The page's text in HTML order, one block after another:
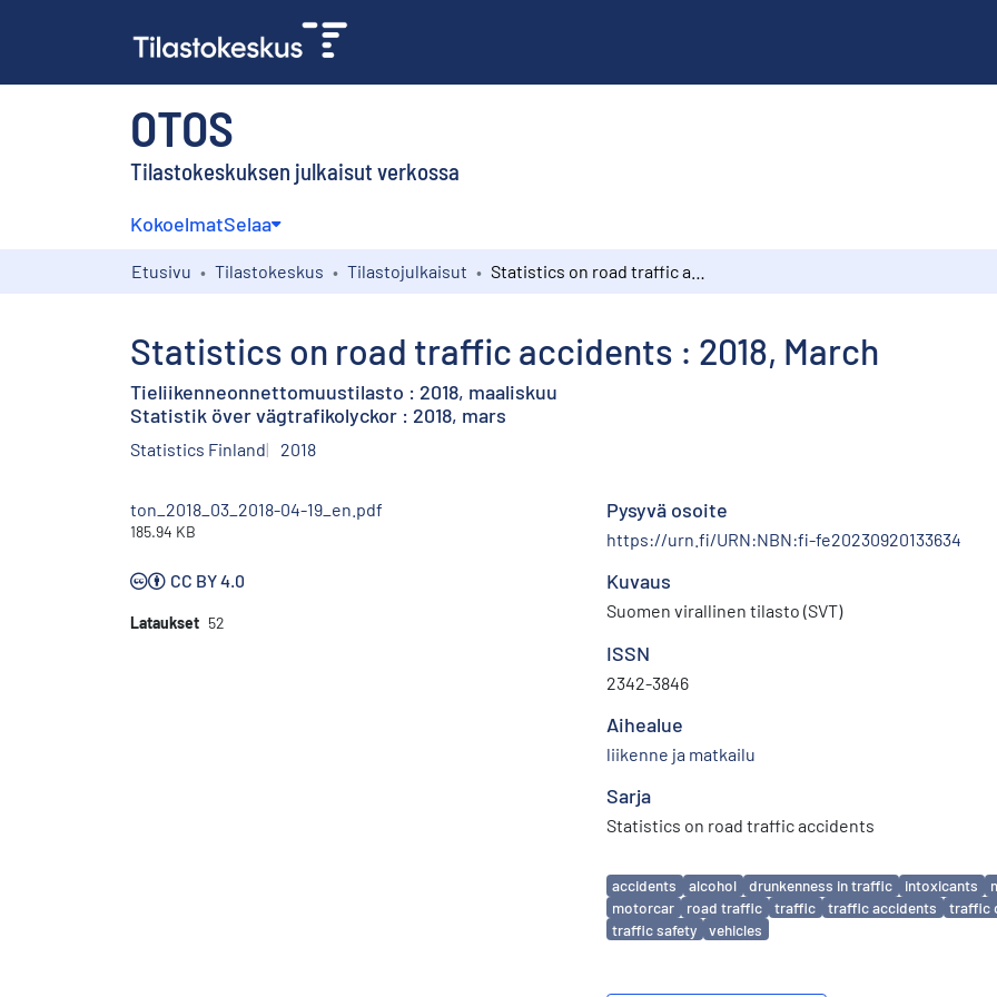
OTOS
Tilastokeskuksen julkaisut verkossa
KokoelmatSelaa
Etusivu Tilastokeskus Tilastojulkaisut
Statistics on road traffic accidents : 2018, March
Tieliikenneonnettomuustilasto : 2018, maaliskuu
Statistik över vägtrafikolyckor : 2018, mars
Statistics Finland 2018
ton_2018_03_2018-04-19_en.pdf
185.94 KB
CC BY 4.0
Lataukset 52
Pysyvä osoite
https://urn.fi/URN:NBN:fi-fe20230920133634
Kuvaus
Suomen virallinen tilasto (SVT)
ISSN
2342-3846
Aihealue
liikenne ja matkailu
Sarja
Statistics on road traffic accidents
Avainsanat
accidents alcohol drunkenness in traffic intoxicants
motorcar
road traffic traffic traffic accidents traffic
traffic safety
vehicles